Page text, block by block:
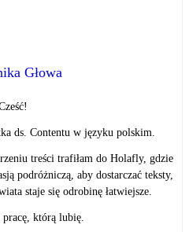
Głowa
ds. Contentu w języku polskim.
treści trafiłam do Holafly, gdzie
podróżniczą, aby dostarczać teksty,
staje się odrobinę łatwiejsze.
którą lubię.